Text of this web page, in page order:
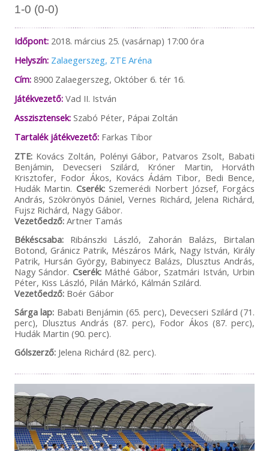
1-0 (0-0)
Időpont:2018. március 25. (vasárnap) 17:00 óra
Helyszín: Zalaegerszeg, ZTE Aréna
Cím:8900 Zalaegerszeg, Október 6. tér 16.
Játékvezető:Vad II. István
Asszisztensek:Szabó Péter, Pápai Zoltán
Tartalék játékvezető: Farkas Tibor
ZTE:Kovács Zoltán, Polényi Gábor, Patvaros Zsolt, Babati
Benjámin, Devecseri Szilárd, Króner Martin, Horváth
Krisztofer, Fodor Ákos, Kovács Ádám Tibor, Bedi Bence,
Hudák Martin. Cserék:Szemerédi Norbert József, Forgács
András, Szökrönyös Dániel, Vernes Richárd, Jelena Richárd,
Fujsz Richárd, Nagy Gábor.
Vezetőedző:Artner Tamás
Békéscsaba:Ribánszki László, Zahorán Balázs, Birtalan
Botond, Gránicz Patrik, Mészáros Márk, Nagy István, Király
Patrik, Hursán György, Babinyecz Balázs, Dlusztus András,
Nagy Sándor. Cserék:Máthé Gábor, Szatmári István, Urbin
Péter, Kiss László, Pilán Márkó, Kálmán Szilárd.
Vezetőedző:Boér Gábor
Sárga lap: Babati Benjámin (65. perc), Devecseri Szilárd (71.
perc), Dlusztus András (87. perc), Fodor Ákos (87. perc),
Hudák Martin (90. perc).
Gólszerző:Jelena Richárd (82. perc).